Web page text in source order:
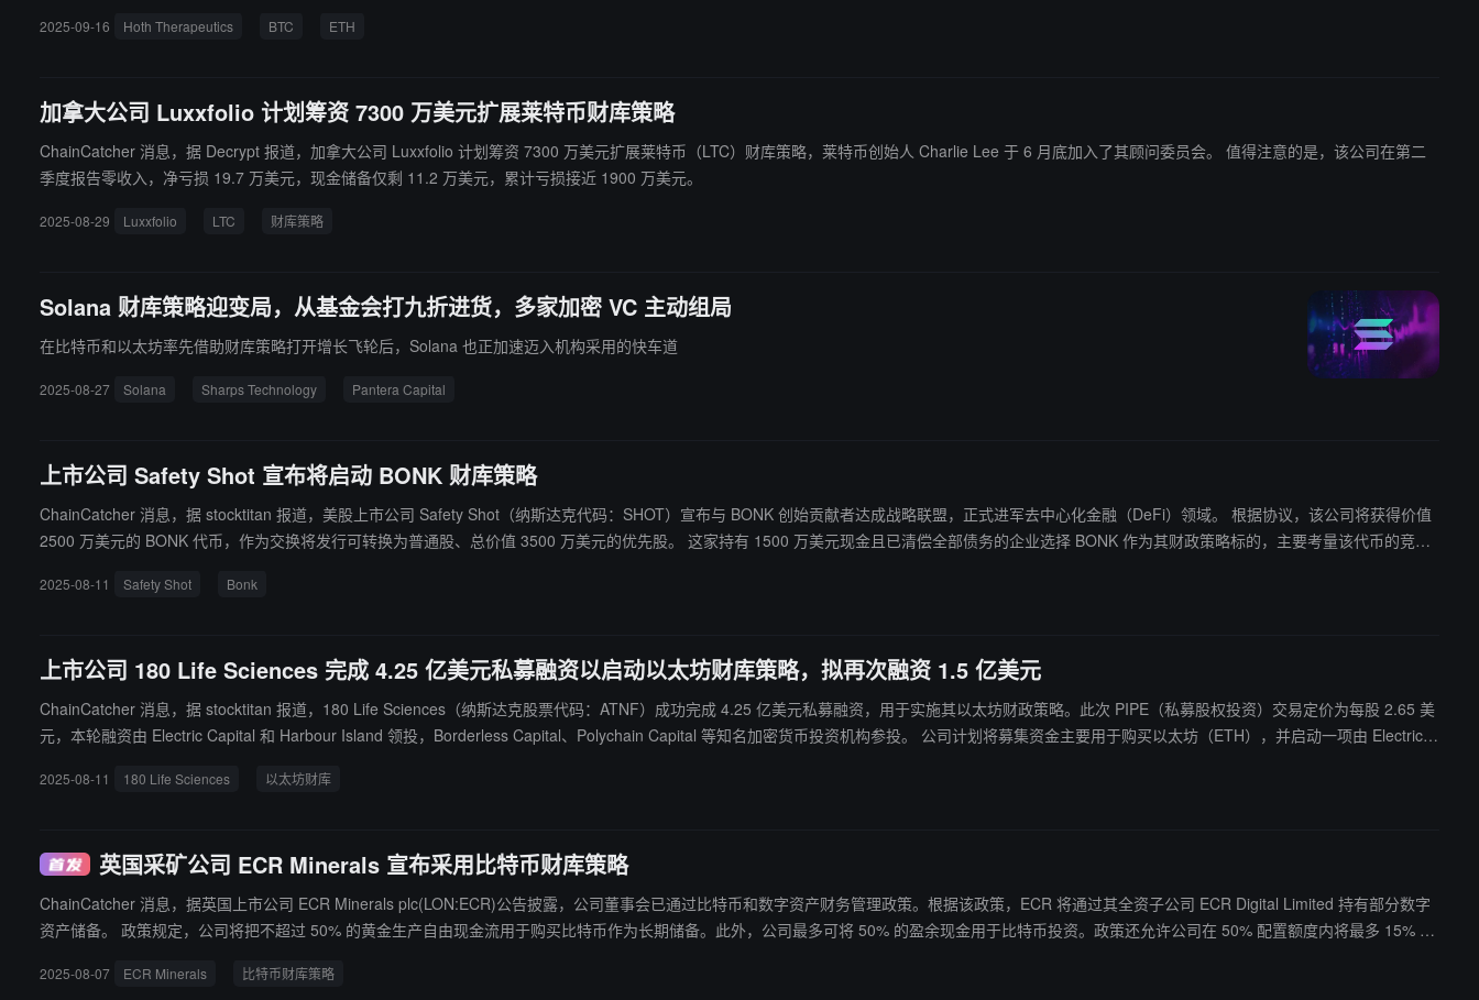
2025-09-16 Hoth Therapeutics BTC ETH
加拿大公司 Luxxfolio 计划筹资 7300 万美元扩展莱特币财库策略
ChainCatcher 消息，据 Decrypt 报道，加拿大公司 Luxxfolio 计划筹资 7300 万美元扩展莱特币（LTC）财库策略，莱特币创始人 Charlie Lee 于 6 月底加入了其顾问委员会。 值得注意的是，该公司在第二
季度报告零收入，净亏损 19.7 万美元，现金储备仅剩 11.2 万美元，累计亏损接近 1900 万美元。
2025-08-29 Luxxfolio LTC 财库策略
Solana 财库策略迎变局，从基金会打九折进货，多家加密 VC 主动组局
在比特币和以太坊率先借助财库策略打开增长飞轮后，Solana 也正加速迈入机构采用的快车道
2025-08-27 Solana Sharps Technology Pantera Capital
上市公司 Safety Shot 宣布将启动 BONK 财库策略
ChainCatcher 消息，据 stocktitan 报道，美股上市公司 Safety Shot（纳斯达克代码：SHOT）宣布与 BONK 创始贡献者达成战略联盟，正式进军去中心化金融（DeFi）领域。 根据协议，该公司将获得价值
2500 万美元的 BONK 代币，作为交换将发行可转换为普通股、总价值 3500 万美元的优先股。 这家持有 1500 万美元现金且已清偿全部债务的企业选择 BONK 作为其财政策略标的，主要考量该代币的竞争
2025-08-11 Safety Shot Bonk
上市公司 180 Life Sciences 完成 4.25 亿美元私募融资以启动以太坊财库策略，拟再次融资 1.5 亿美元
ChainCatcher 消息，据 stocktitan 报道，180 Life Sciences（纳斯达克股票代码：ATNF）成功完成 4.25 亿美元私募融资，用于实施其以太坊财政策略。此次 PIPE（私募股权投资）交易定价为每股 2.65 美
元，本轮融资由 Electric Capital 和 Harbour Island 领投，Borderless Capital、Polychain Capital 等知名加密货币投资机构参投。 公司计划将募集资金主要用于购买以太坊（ETH），并启动一项由 Electric C
以及新增多位独立董事。 在完成此次 PIPE 融资后，公司还可能通过发行固定收益证券进一步筹集最多 1.5 亿美元资金。
2025-08-11 180 Life Sciences 以太坊财库
英国采矿公司 ECR Minerals 宣布采用比特币财库策略
ChainCatcher 消息，据英国上市公司 ECR Minerals plc(LON:ECR)公告披露，公司董事会已通过比特币和数字资产财务管理政策。根据该政策，ECR 将通过其全资子公司 ECR Digital Limited 持有部分数字
资产储备。 政策规定，公司将把不超过 50% 的黄金生产自由现金流用于购买比特币作为长期储备。此外，公司最多可将 50% 的盈余现金用于比特币投资。政策还允许公司在 50% 配置额度内将最多 15% 投
2025-08-07 ECR Minerals 比特币财库策略